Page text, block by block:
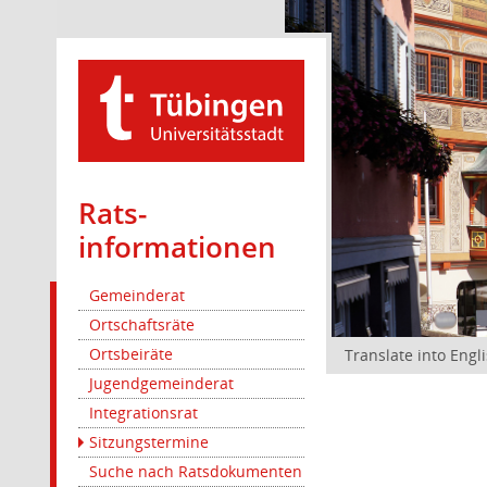
Rats­
informationen
Gemeinderat
Ortschaftsräte
Ortsbeiräte
Jugendgemeinderat
Integrationsrat
Sitzungstermine
Suche nach Ratsdokumenten
Translate into